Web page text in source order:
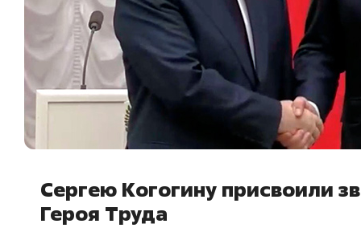
Сергею Когогину присвоили
Героя Труда